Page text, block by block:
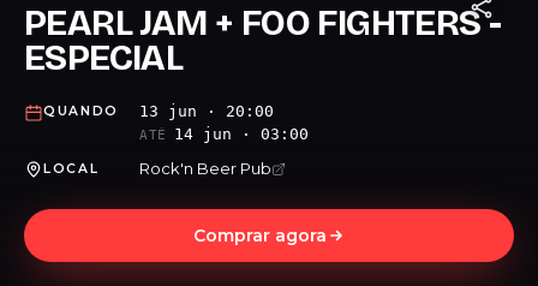
PEARL JAM + FOO FIGHTERS -
ESPECIAL
QUANDO 13 jun · 20:00
ATÉ 14 jun · 03:00
LOCAL Rock'n Beer Pub
Comprar agora